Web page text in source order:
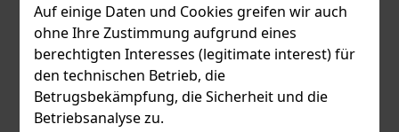
Auf einige Daten und Cookies greifen wir auch
ohne Ihre Zustimmung aufgrund eines
berechtigten Interesses (legitimate interest) für
den technischen Betrieb, die
Betrugsbekämpfung, die Sicherheit und die
Betriebsanalyse zu.